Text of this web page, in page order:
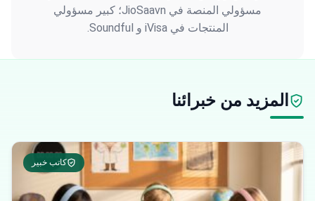
مسؤولي المنصة في JioSaavn؛ كبير مسؤولي
المنتجات في iVisa و Soundful.
المزيد من خبرائنا
كاتب خبير